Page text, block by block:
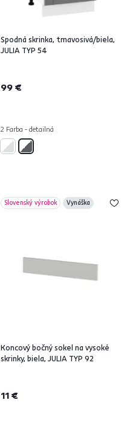
Spodná skrinka, tmavosivá/biela,
JULIA TYP 54
99 €
2 Farba - detailná
Slovenský výrobok Vynáška
Koncový bočný sokel na vysoké
skrinky, biela, JULIA TYP 92
11 €